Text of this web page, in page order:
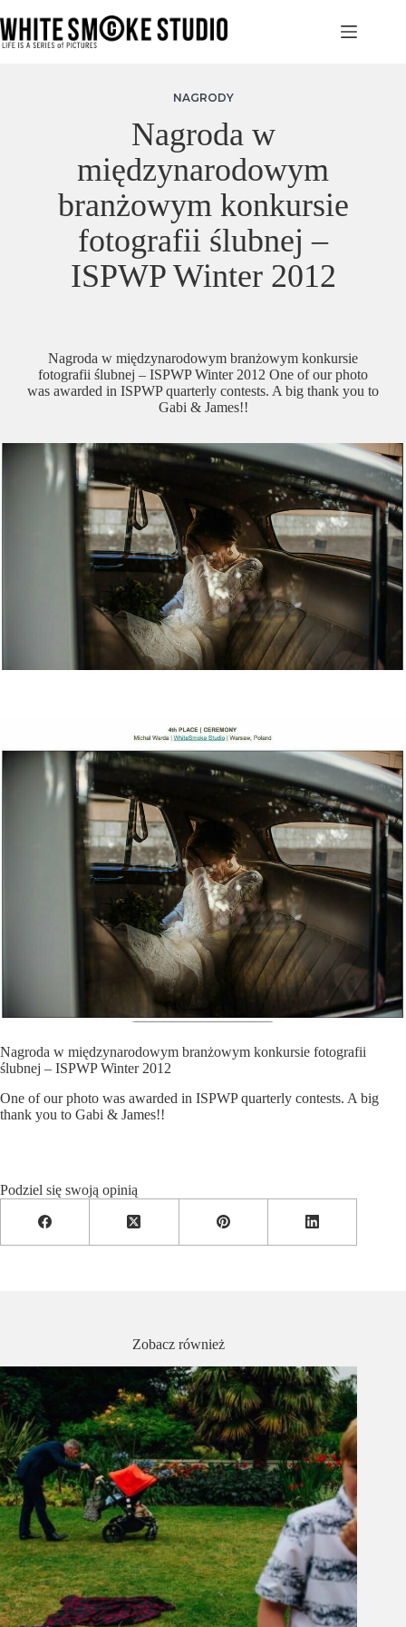
do
treści
NAGRODY
Nagroda w
międzynarodowym
branżowym konkursie
fotografii ślubnej –
ISPWP Winter 2012
Nagroda w międzynarodowym branżowym konkursie
fotografii ślubnej – ISPWP Winter 2012 One of our photo
was awarded in ISPWP quarterly contests. A big thank you to
Gabi & James!!
Nagroda w międzynarodowym branżowym konkursie fotografii
ślubnej – ISPWP Winter 2012
One of our photo was awarded in ISPWP quarterly contests. A big
thank you to Gabi & James!!
Podziel się swoją opinią
Zobacz również